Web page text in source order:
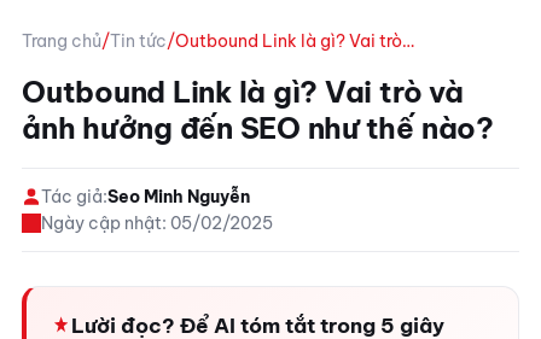
Gọi ngay 0852 861 999
Chat Zalo tư vấn
Trang chủ/Tin tức/Outbound Link là gì? Vai trò…
Outbound Link là gì? Vai trò và
ảnh hưởng đến SEO như thế nào?
Tác giả:Seo Minh Nguyễn
Ngày cập nhật: 05/02/2025
Lười đọc? Để AI tóm tắt trong 5 giây